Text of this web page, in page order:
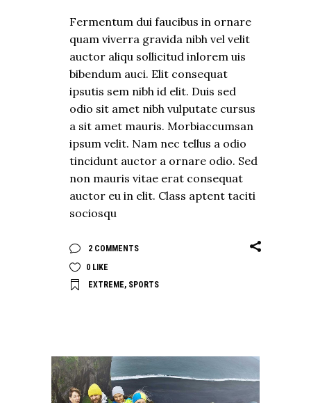
Fermentum dui faucibus in ornare
quam viverra gravida nibh vel velit
auctor aliqu sollicitud inlorem uis
bibendum auci. Elit consequat
ipsutis sem nibh id elit. Duis sed
odio sit amet nibh vulputate cursus
a sit amet mauris. Morbiaccumsan
ipsum velit. Nam nec tellus a odio
tincidunt auctor a ornare odio. Sed
non mauris vitae erat consequat
auctor eu in elit. Class aptent taciti
sociosqu
2 COMMENTS
0 LIKE
EXTREME, SPORTS